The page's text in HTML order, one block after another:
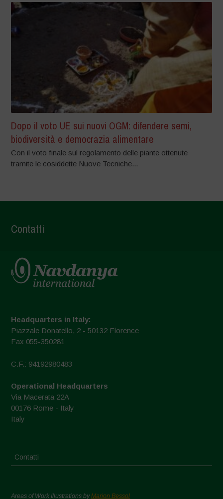
Dopo il voto UE sui nuovi OGM: difendere semi,
biodiversità e democrazia alimentare
Con il voto finale sul regolamento delle piante ottenute
tramite le cosiddette Nuove Tecniche...
Contatti
Headquarters in Italy:
Piazzale Donatello, 2 - 50132 Florence
Fax 055-350281
C.F.: 94192980483
Operational Headquarters
Via Macerata 22A
00176 Rome - Italy
Italy
Contatti
Areas of Work Illustrations byMarion Bessol